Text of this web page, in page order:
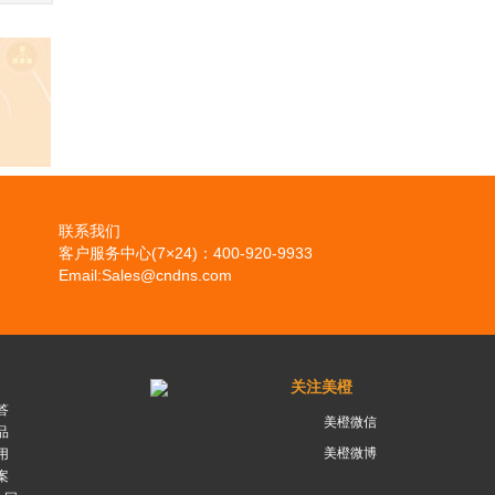
联系我们
客户服务中心(7×24)：400-920-9933
Email:Sales@cndns.com
关注美橙
美橙微信
美橙微博